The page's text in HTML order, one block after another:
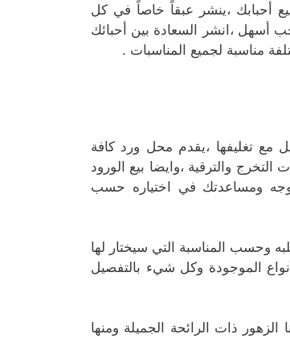
أحبابك ،ينشر عبقاً خاصاً في كل
أسهل ،انشر السعادة بين أحبائك
مناسبة لجميع المناسبات .
مع تغليفها ،يقدم محل ورد كافة
والترقية ،وايضا بيع الورود
وجه ومساعدتك في اختياره حسب
وحسب المناسبة التي سيختار لها
الموجودة وكل شيء بالتفصيل
ذات الرائحة الجميلة ومنها